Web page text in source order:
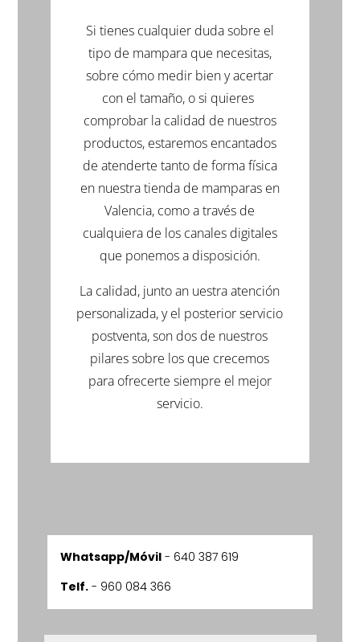
Si tienes cualquier duda sobre el
tipo de mampara que necesitas,
sobre cómo medir bien y acertar
con el tamaño, o si quieres
comprobar la calidad de nuestros
productos, estaremos encantados
de atenderte tanto de forma física
en nuestra tienda de mamparas en
Valencia, como a través de
cualquiera de los canales digitales
que ponemos a disposición.
La calidad, junto an uestra atención
personalizada, y el posterior servicio
postventa, son dos de nuestros
pilares sobre los que crecemos
para ofrecerte siempre el mejor
servicio.
Whatsapp/Móvil- 640 387 619
Telf.- 960 084 366